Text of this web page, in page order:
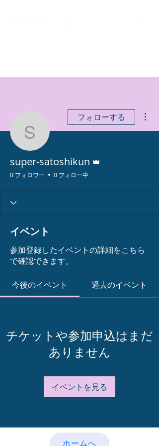
super-satoshikun
フォローする
super-satoshikun
0 フォロワー 0 フォロー中
イベント
参加登録したイベントの詳細をこちら
で確認できます。
今後のイベント 過去のイベント
チケットや参加申込はまだ
ありません
イベントを見る
ホームへ